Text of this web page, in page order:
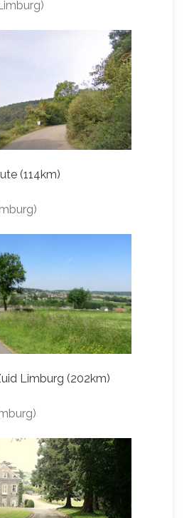
(114km)
Limburg (202km)